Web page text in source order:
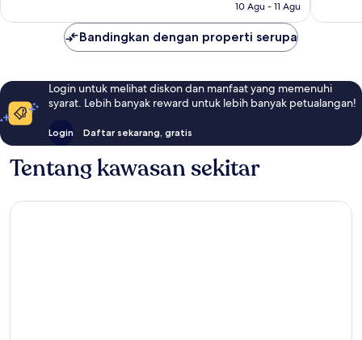
10 Agu - 11 Agu
Bandingkan dengan properti serupa
Login untuk melihat diskon dan manfaat yang memenuhi
syarat. Lebih banyak reward untuk lebih banyak petualangan!
Login Daftar sekarang, gratis
Tentang kawasan sekitar